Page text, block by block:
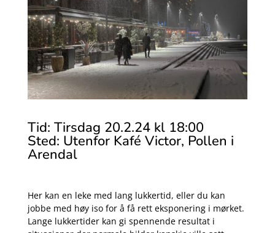
Tid: Tirsdag 20.2.24 kl 18:00
Sted: Utenfor Kafé Victor, Pollen i
Arendal
Her kan en leke med lang lukkertid, eller du kan
jobbe med høy iso for å få rett eksponering i mørket.
Lange lukkertider kan gi spennende resultat i